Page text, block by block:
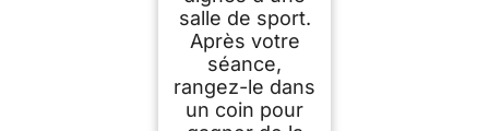
salle de sport.
Après votre
séance,
rangez-le dans
un coin pour